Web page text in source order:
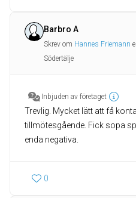
Barbro A
Skrev om Hannes Friemann
Södertälje
Inbjuden av företaget
Trevlig. Mycket lätt att få
tillmötesgående. Fick sopa
enda negativa.
0